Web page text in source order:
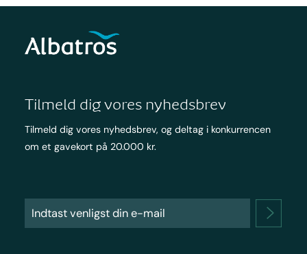
Tilmeld dig vores nyhedsbrev
Tilmeld dig vores nyhedsbrev, og deltag i konkurrencen
om et gavekort på 20.000 kr.